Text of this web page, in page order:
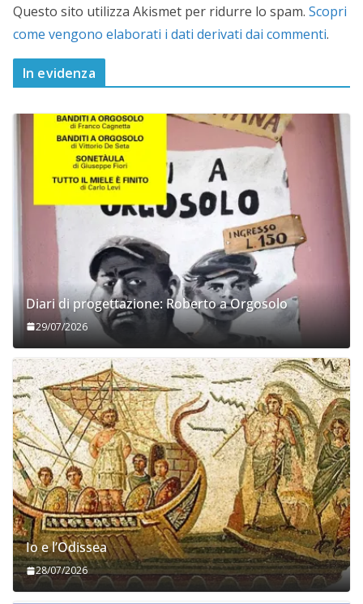
Questo sito utilizza Akismet per ridurre lo spam. Scopri
come vengono elaborati i dati derivati dai commenti.
In evidenza
Diari di progettazione: Roberto a Orgosolo
29/07/2026
Io e l’Odissea
28/07/2026